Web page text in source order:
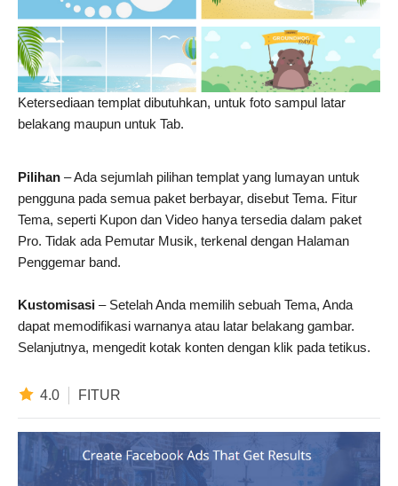
Ketersediaan templat dibutuhkan, untuk foto sampul latar
belakang maupun untuk Tab.
Pilihan – Ada sejumlah pilihan templat yang lumayan untuk
pengguna pada semua paket berbayar, disebut Tema. Fitur
Tema, seperti Kupon dan Video hanya tersedia dalam paket
Pro. Tidak ada Pemutar Musik, terkenal dengan Halaman
Penggemar band.
Kustomisasi – Setelah Anda memilih sebuah Tema, Anda
dapat memodifikasi warnanya atau latar belakang gambar.
Selanjutnya, mengedit kotak konten dengan klik pada tetikus.
4.0 FITUR